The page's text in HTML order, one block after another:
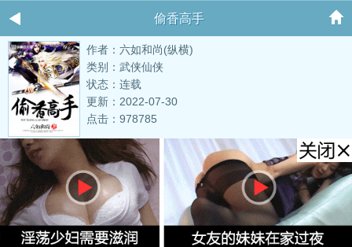
偷香高手
作者：六如和尚(纵横)
类别：武侠仙侠
状态：连载
更新：2022-07-30
点击：978785